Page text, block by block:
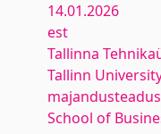
14.01.2026
est
Tallinna
Tallinn
School of